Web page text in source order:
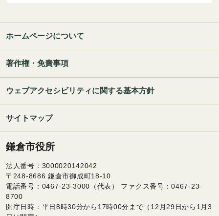
ホームページについて
著作権・免責事項
ウェブアクセシビリティに関する基本方針
サイトマップ
鎌倉市役所
法人番号：3000020142042
〒248-8686 鎌倉市御成町18-10
電話番号：0467-23-3000（代表） ファクス番号：0467-23-
8700
開庁日時：平日8時30分から17時00分まで（12月29日から1月3